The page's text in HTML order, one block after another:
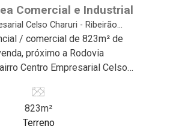
15
Aug/Sat
17
Comercial e Industrial
Celso Charuri - Ribeirão
/ comercial de 823m² de
próximo a Rodovia
Centro Empresarial Celso
imóvel que a Martinelli
para você: - 823m² de
823m²
Terreno